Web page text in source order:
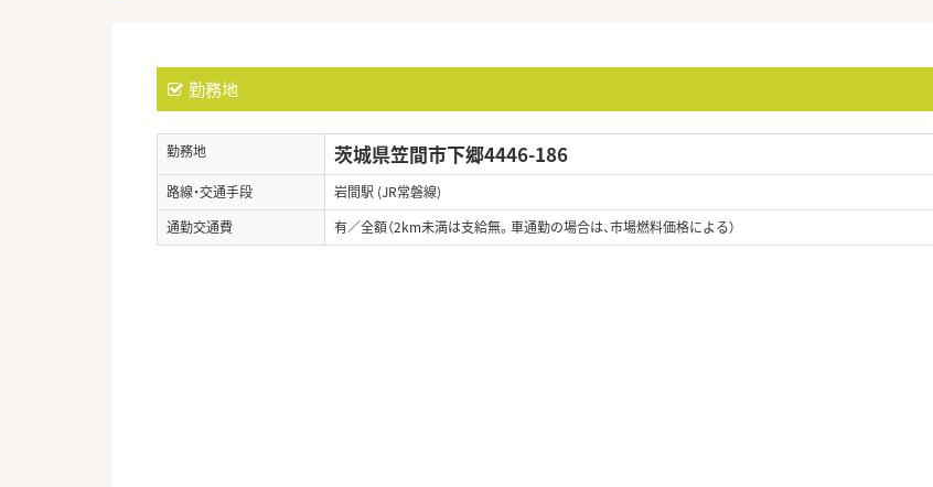
勤務地
勤務地 茨城県笠間市下郷4446-186
路線・交通手段
岩間駅 (JR常磐線)
通勤交通費
有／全額（2km未満は支給無。車通勤の場合は、市場燃料価格による）